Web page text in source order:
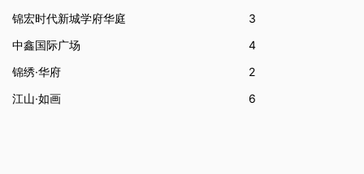
锦宏时代新城学府华庭
3
中鑫国际广场
4
锦绣·华府
2
江山·如画
6